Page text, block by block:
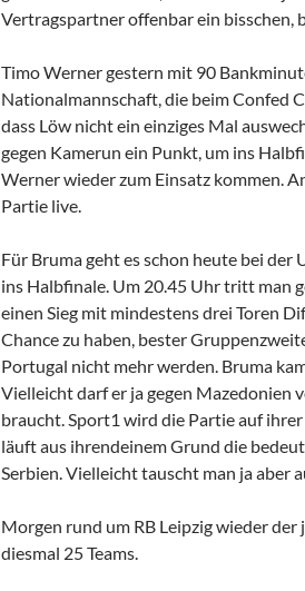
Vertragspartner offenbar ein bisschen,
Timo Werner gestern mit 90
Nationalmannschaft, die beim Confed
dass Löw nicht ein einziges Mal
gegen Kamerun ein Punkt, um ins
Werner wieder zum Einsatz kommen.
Partie live.
Für Bruma geht es schon heute bei
ins Halbfinale. Um 20.45 Uhr tritt man
einen Sieg mit mindestens drei Toren
Chance zu haben, bester
Portugal nicht mehr werden. Bruma
Vielleicht darf er ja gegen Mazedonien
braucht. Sport1 wird die Partie auf
läuft aus ihrendeinem Grund die
Serbien. Vielleicht tauscht man ja aber
Morgen rund um RB Leipzig wieder
diesmal 25 Teams.